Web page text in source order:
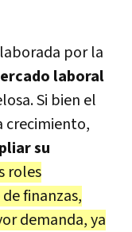
por la
laboral
Si bien el
crecimiento,
su
roles
finanzas,
demanda, ya